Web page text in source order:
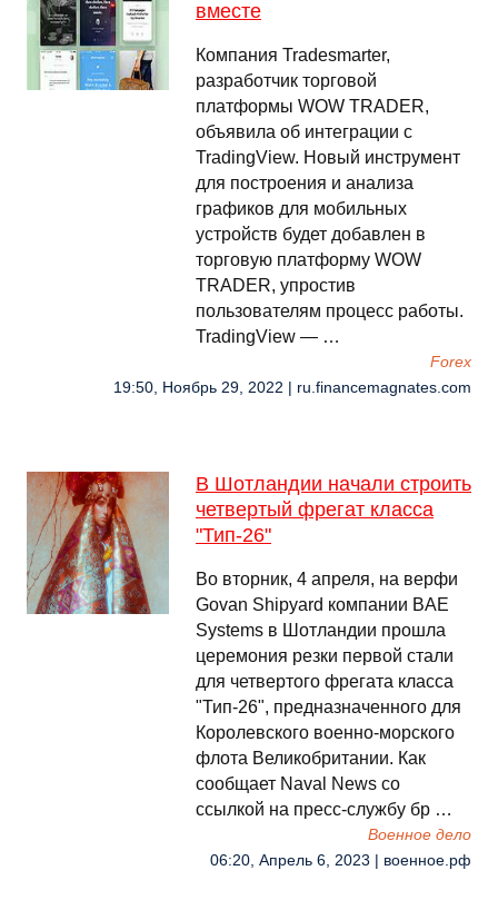
вместе
Компания Tradesmarter,
разработчик торговой
платформы WOW TRADER,
объявила об интеграции с
TradingView. Новый инструмент
для построения и анализа
графиков для мобильных
устройств будет добавлен в
торговую платформу WOW
TRADER, упростив
пользователям процесс работы.
TradingView — …
Forex
19:50, Ноябрь 29, 2022 | ru.financemagnates.com
В Шотландии начали строить
четвертый фрегат класса
"Тип-26"
Во вторник, 4 апреля, на верфи
Govan Shipyard компании BAE
Systems в Шотландии прошла
церемония резки первой стали
для четвертого фрегата класса
"Тип-26", предназначенного для
Королевского военно-морского
флота Великобритании. Как
сообщает Naval News со
ссылкой на пресс-службу бр …
Военное дело
06:20, Апрель 6, 2023 | военное.рф